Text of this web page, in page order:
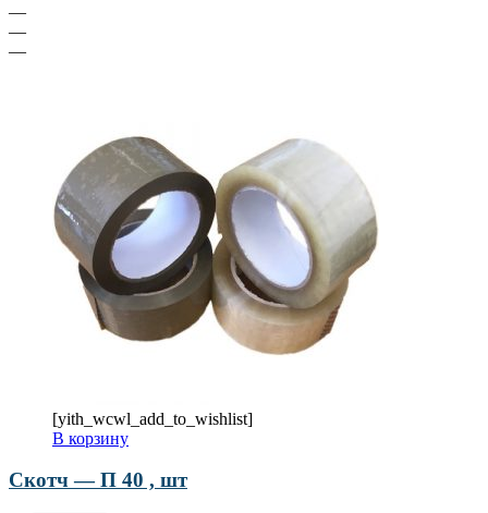
—
—
—
[yith_wcwl_add_to_wishlist]
В корзину
Скотч — П 40 , шт